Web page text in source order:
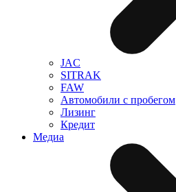
JAC
SITRAK
FAW
Автомобили с пробегом
Лизинг
Кредит
Медиа